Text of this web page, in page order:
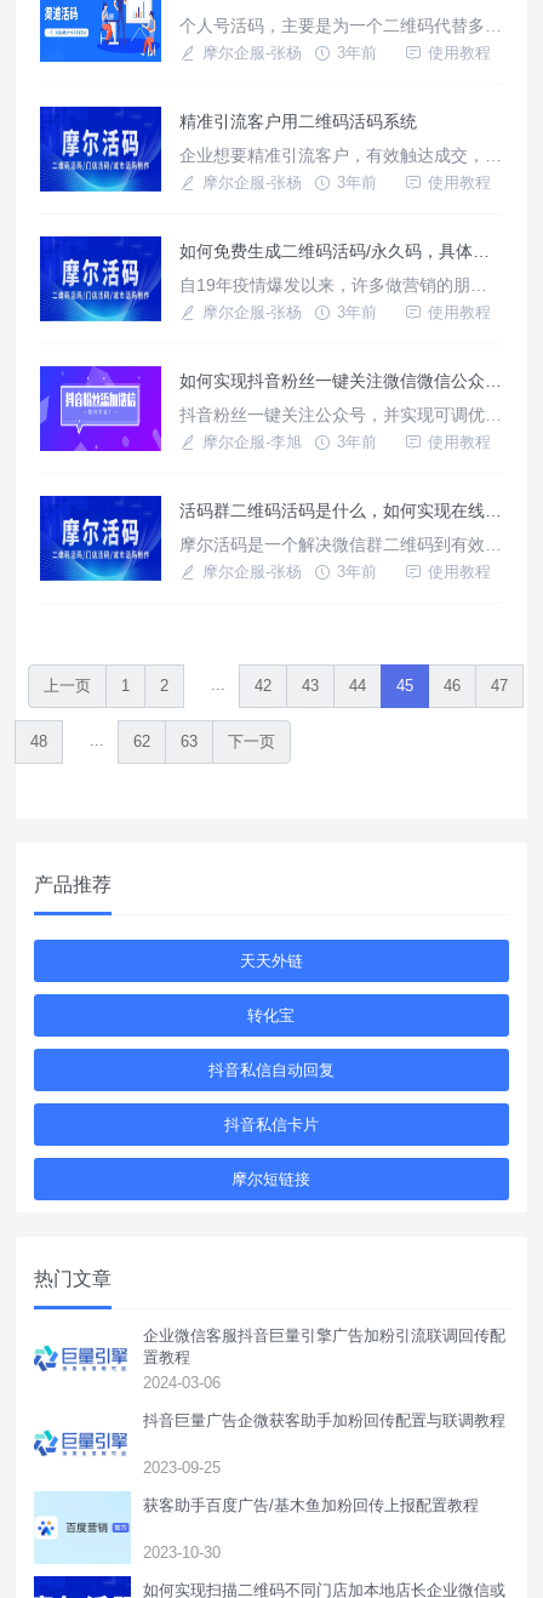
群活码就能很好的解决这个问题。
个人号活码，主要是为一个二维码代替多个
微信号二维码，实现高效加好友、多号按设
们可以通过点击摩尔活码 - 微信活码/门店
活码/城市活码/永久活码生成制作工具！
(molelink.cn)这个链接去生成属于自己的个
人号活码。
摩尔企服-张杨 3年前 使用教程
精准引流客户用二维码活码系统
企业想要精准引流客户，有效触达成交，渠
道活码功能必不可少。企业微信渠道活码可
摩尔企服-张杨 3年前 使用教程
自19年疫情爆发以来，许多做营销的朋友
苦不堪言，线下业务受到诸多限制，虽然转
达到一百时，扫描二维码加群的功能便会遭
到限制，而且微信自带群二维码七天后便会
失效，对做线上业务的朋友造成了不小的流
量损失。
摩尔企服-张杨 3年前 使用教程
抖音粉丝一键关注公众号，并实现可调优的
攻略！
摩尔企服-李旭 3年前 使用教程
摩尔活码是一个解决微信群二维码到有效期
后失效，或者是在超过200人扫码失败的问
让二维码永久有效并且支持200个二维码如
何实现？
摩尔企服-张杨 3年前 使用教程
上一页 1 2 ... 42 43 44 45 46 47
48 ... 62 63 下一页
产品推荐
天天外链
转化宝
抖音私信自动回复
抖音私信卡片
摩尔短链接
热门文章
企业微信客服抖音巨量引擎广告加粉引流联调回传配
置教程
2024-03-06
抖音巨量广告企微获客助手加粉回传配置与联调教程
2023-09-25
获客助手百度广告/基木鱼加粉回传上报配置教程
2023-10-30
如何实现扫描二维码不同门店加本地店长企业微信或